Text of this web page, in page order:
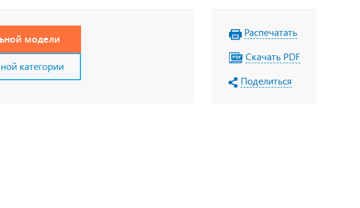
модели
категории
Распечатать
Скачать PDF
Поделиться